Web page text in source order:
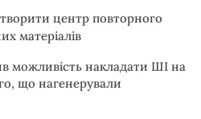
центр повторного
матеріалів
можливість накладати ШІ на
що нагенерували